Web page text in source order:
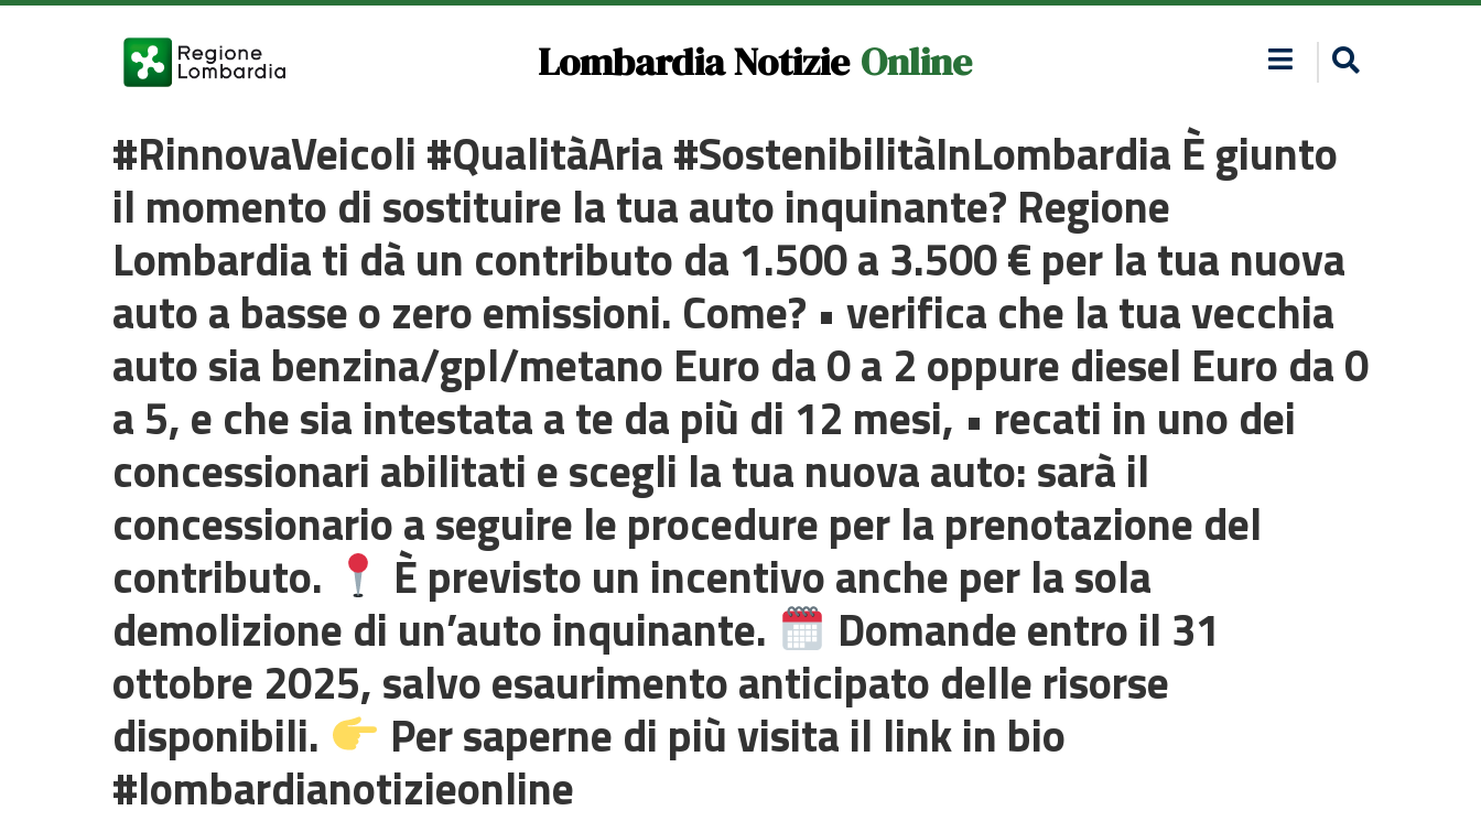
Lombardia Notizie Online
#RinnovaVeicoli #QualitàAria #SostenibilitàInLombardia È giunto
il momento di sostituire la tua auto inquinante? Regione
Lombardia ti dà un contributo da 1.500 a 3.500 € per la tua nuova
auto a basse o zero emissioni. Come? • verifica che la tua vecchia
auto sia benzina/gpl/metano Euro da 0 a 2 oppure diesel Euro da 0
a 5, e che sia intestata a te da più di 12 mesi, • recati in uno dei
concessionari abilitati e scegli la tua nuova auto: sarà il
concessionario a seguire le procedure per la prenotazione del
contributo. È previsto un incentivo anche per la sola
demolizione di un’auto inquinante. Domande entro il 31
ottobre 2025, salvo esaurimento anticipato delle risorse
disponibili. Per saperne di più visita il link in bio
#lombardianotizieonline